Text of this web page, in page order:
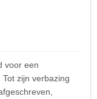
voor een
zijn verbazing